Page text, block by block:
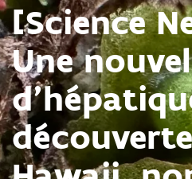
[Science
Une